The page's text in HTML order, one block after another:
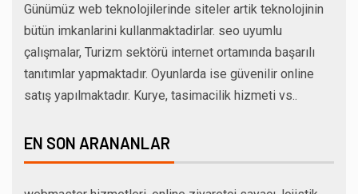
Günümüz web teknolojilerinde siteler artik teknolojinin
bütün imkanlarini kullanmaktadirlar. seo uyumlu
çalışmalar, Turizm sektörü internet ortamında başarılı
tanıtımlar yapmaktadır. Oyunlarda ise güvenilir online
satış yapılmaktadır. Kurye, tasimacilik hizmeti vs..
EN SON ARANANLAR